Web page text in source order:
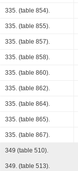
335. (table 854).
335. (table 855).
335. (table 857).
335. (table 858).
335. (table 860).
335. (table 862).
335. (table 864).
335. (table 865).
335. (table 867).
349 (table 510).
349. (table 513).